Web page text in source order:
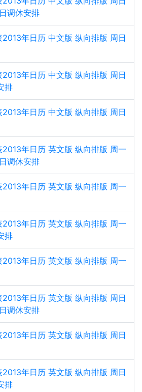
调休安排
年日历 中文版 纵向排版 周日
年日历 中文版 纵向排版 周日
排
年日历 中文版 纵向排版 周日
年日历 英文版 纵向排版 周一
调休安排
年日历 英文版 纵向排版 周一
年日历 英文版 纵向排版 周一
排
年日历 英文版 纵向排版 周一
年日历 英文版 纵向排版 周日
调休安排
年日历 英文版 纵向排版 周日
年日历 英文版 纵向排版 周日
排